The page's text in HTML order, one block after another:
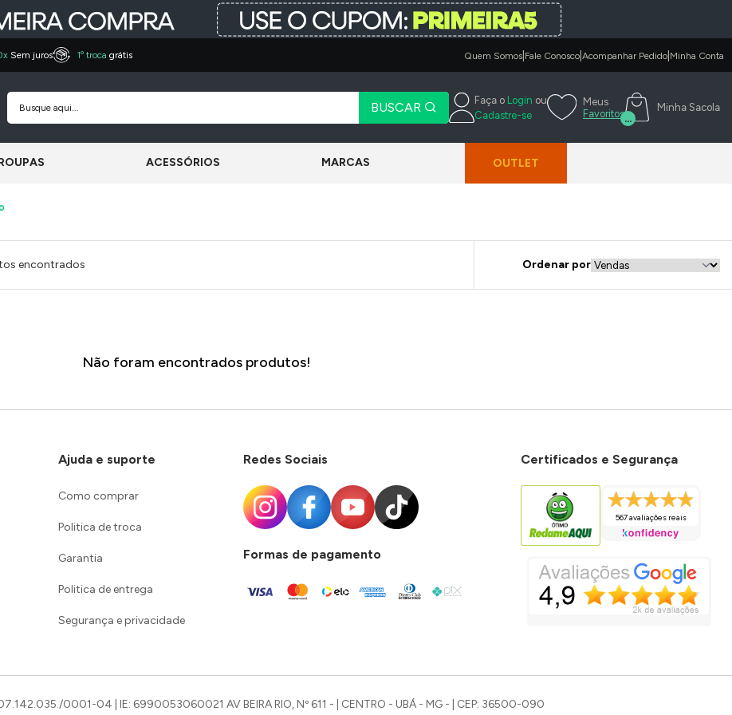
Sem juros 1º troca grátis Quem Somos Fale Conosco Acompanhar Pedido Minha Conta
BUSCAR Faça o Login ou
Cadastre-se
Meus
Favoritos
Minha Sacola
...
ACESSÓRIOS MARCAS OUTLET
encontrados Ordenar por
Não foram encontrados produtos!
Ajuda e suporte
Como comprar
Politica de troca
Garantia
Politica de entrega
Segurança e privacidade
Redes Sociais
Formas de pagamento
Certificados e Segurança
567 avaliações reais
0001-04 | IE: 6990053060021 AV BEIRA RIO, Nº 611 - | CENTRO - UBÁ - MG - | CEP: 36500-090